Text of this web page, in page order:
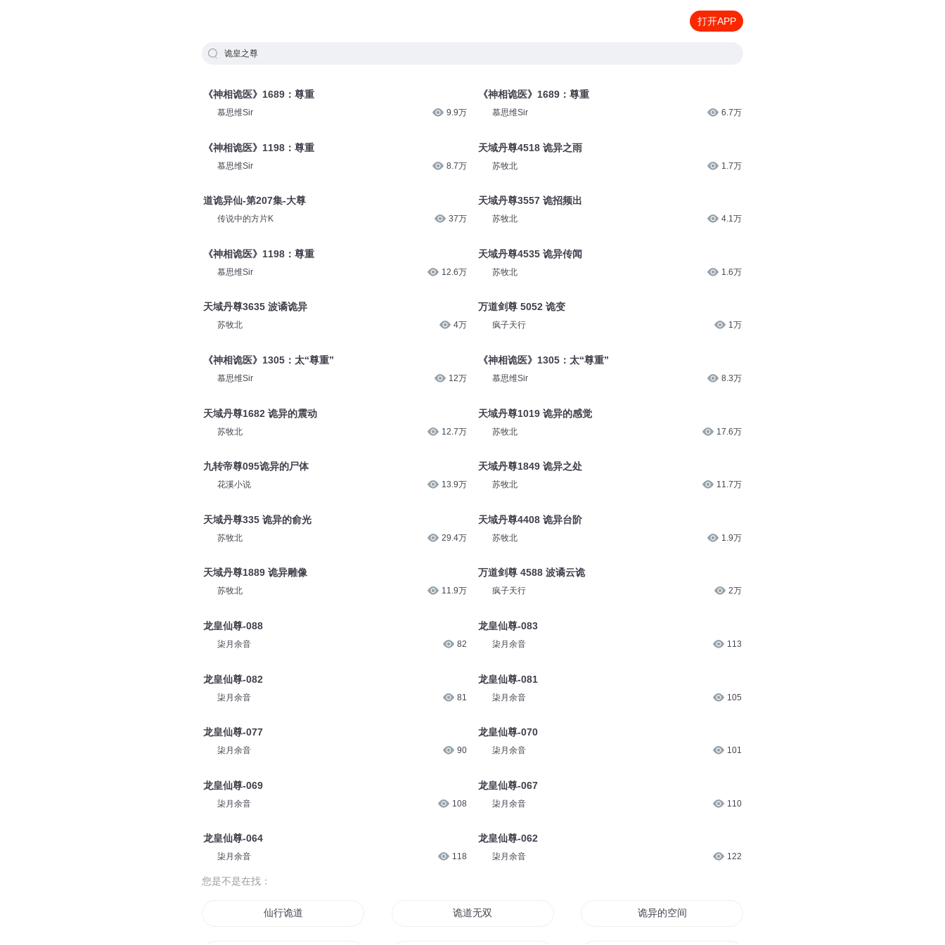
打开APP
诡皇之尊
《神相诡医》1689：尊重
慕思维Sir 9.9万
《神相诡医》1198：尊重
慕思维Sir 8.7万
道诡异仙-第207集-大尊
传说中的方片K 37万
《神相诡医》1198：尊重
慕思维Sir 12.6万
天域丹尊3635 波谲诡异
苏牧北 4万
《神相诡医》1305：太“尊重”
慕思维Sir 12万
天域丹尊1682 诡异的震动
苏牧北 12.7万
九转帝尊095诡异的尸体
花溪小说 13.9万
天域丹尊335 诡异的俞光
苏牧北 29.4万
天域丹尊1889 诡异雕像
苏牧北 11.9万
龙皇仙尊-088
柒月余音 82
龙皇仙尊-082
柒月余音 81
龙皇仙尊-077
柒月余音 90
龙皇仙尊-069
柒月余音 108
龙皇仙尊-064
柒月余音 118
《神相诡医》1689：尊重
慕思维Sir 6.7万
天域丹尊4518 诡异之雨
苏牧北 1.7万
天域丹尊3557 诡招频出
苏牧北 4.1万
天域丹尊4535 诡异传闻
苏牧北 1.6万
万道剑尊 5052 诡变
疯子天行 1万
《神相诡医》1305：太“尊重”
慕思维Sir 8.3万
天域丹尊1019 诡异的感觉
苏牧北 17.6万
天域丹尊1849 诡异之处
苏牧北 11.7万
天域丹尊4408 诡异台阶
苏牧北 1.9万
万道剑尊 4588 波谲云诡
疯子天行 2万
龙皇仙尊-083
柒月余音 113
龙皇仙尊-081
柒月余音 105
龙皇仙尊-070
柒月余音 101
龙皇仙尊-067
柒月余音 110
龙皇仙尊-062
柒月余音 122
您是不是在找：
仙行诡道 诡道无双 诡异的空间